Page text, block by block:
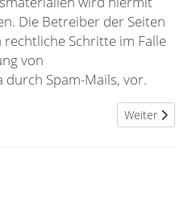
Die Betreiber der Seiten
Schritte im Falle
von
Spam-Mails, vor.
Nächster
Weiter